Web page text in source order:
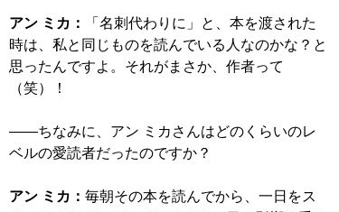
アン ミカ：
「名刺代わりに」と、本を渡された
時は、私と同じものを読んでいる人なのかな？と
思ったんですよ。それがまさか、作者って
（笑）！
――ちなみに、アン ミカさんはどのくらいのレ
ベルの愛読者だったのですか？
アン ミカ： 毎朝その本を読んでから、一日をス